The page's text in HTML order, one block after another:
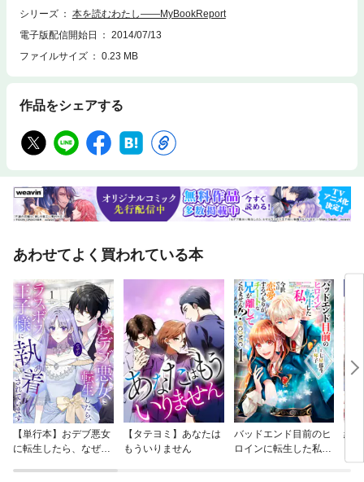
シリーズ
本を読むわたし――MyBookReport
電子版配信開始日
2014/07/13
ファイルサイズ
0.23 MB
作品をシェアする
あわせてよく買われている本
【単行本】おデブ悪女
に転生したら、なぜか
【タテヨミ】あなたは
もういりません
バッドエンド目前のヒ
ロインに転生した私、
結